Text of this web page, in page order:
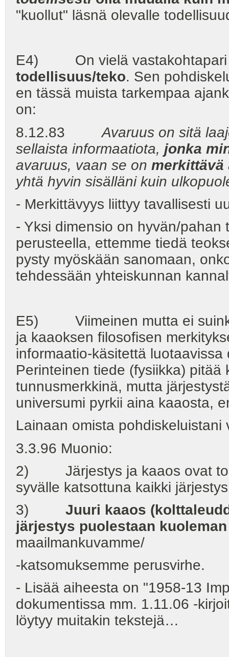
"kuollut" läsnä olevalle
E4) On vielä
todellisuus/teko. Sen
en tässä muista tarkempaa
on:
8.12.83Avaruus on sitä
sellaista informaatiota, jonka
avaruus, vaan se on merkittävä
yhtä hyvin sisälläni kuin
- Merkittävyys liittyy tavallisesti
- Yksi dimensio on hyvän/
perusteella, ettemme tiedä
pysty myöskään sanomaan,
tehdessään yhteiskunnan
E5) Viimeinen mutta ei
ja kaaoksen filosofisen
informaatio-käsitettä
Perinteinen tiede (fysiikka)
tunnusmerkkinä, mutta
universumi pyrkii aina kaaosta,
Lainaan omista
3.3.96 Muonio:
2) Järjestys ja kaaos ovat
syvälle katsottuna kaikki
3) Juuri kaaos
järjestys puolestaan
maailmankuvamme/
-katsomuksemme perusvirhe.
- Lisää aiheesta on "1958-13
dokumentissa mm. 1.11.06 -
löytyy muitakin tekstejä…